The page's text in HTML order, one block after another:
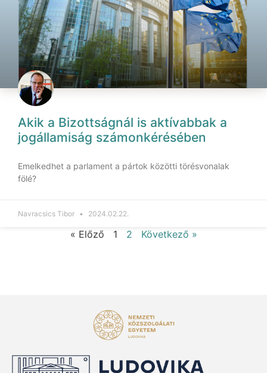
Akik a Bizottságnál is aktívabbak a
jogállamiság számonkérésében
Emelkedhet a parlament a pártok közötti törésvonalak
fölé?
Navracsics Tibor 2024.02.22.
« Előző 1 2 Következő »